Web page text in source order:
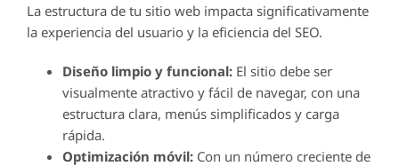
La estructura de tu sitio web impacta significativamente
la experiencia del usuario y la eficiencia del SEO.
Diseño limpio y funcional: El sitio debe ser
visualmente atractivo y fácil de navegar, con una
estructura clara, menús simplificados y carga
rápida.
Optimización móvil: Con un número creciente de